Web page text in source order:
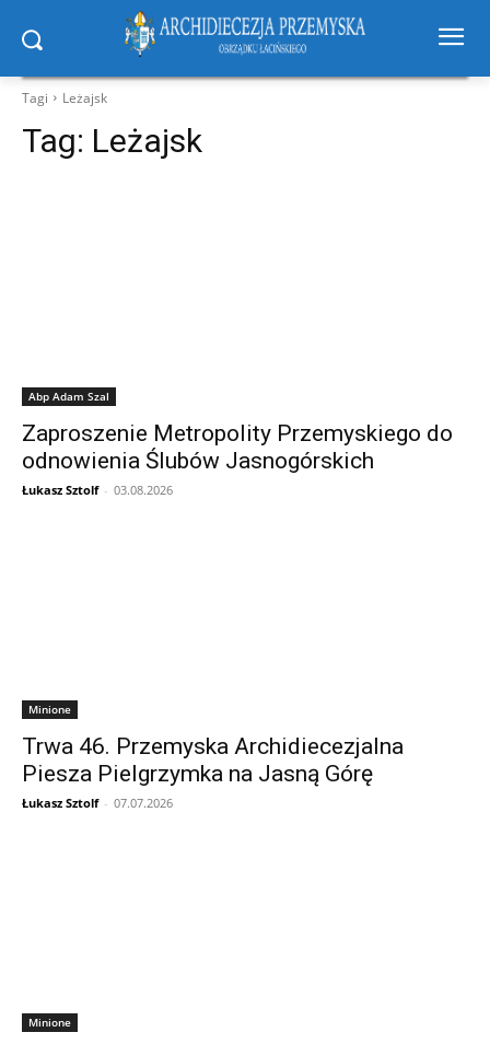
Tagi Leżajsk
Tag: Leżajsk
Abp Adam Szal
Zaproszenie Metropolity Przemyskiego do
odnowienia Ślubów Jasnogórskich
Łukasz Sztolf - 03.08.2026
Minione
Trwa 46. Przemyska Archidiecezjalna
Piesza Pielgrzymka na Jasną Górę
Łukasz Sztolf - 07.07.2026
Minione